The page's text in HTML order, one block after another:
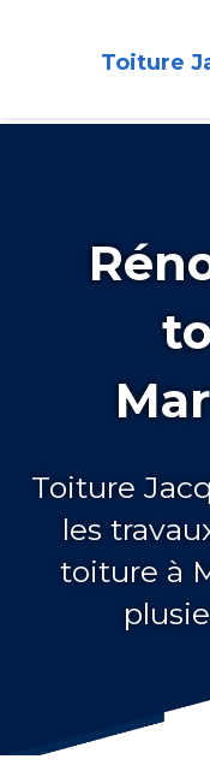
Toiture
Toiture
les
toiture à